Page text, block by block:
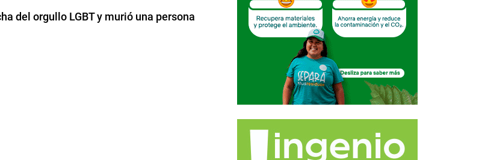
del orgullo LGBT y murió una persona